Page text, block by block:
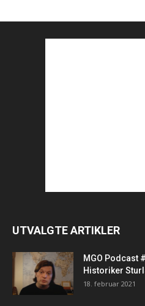
UTVALGTE ARTIKLER
MGO Podcast
Historiker
18. februar 2021